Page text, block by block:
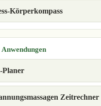
Körperkompass
Planer
Zeitrechner